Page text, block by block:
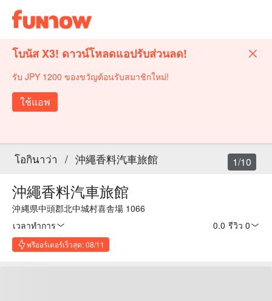
โบนัส X3! ดาวน์โหลดแอปรับส่วนลด!
รับ JPY 1200 ของขวัญต้อนรับสมาชิกใหม่!
ใช้แอพ
โอกินาว่า / 沖繩香料汽車旅館
沖繩香料汽車旅館
沖縄県中頭郡北中城村喜舎場 1066
เวลาทำการ
0.0 รีวิว 0
พรีออร์เดอร์เร็วสุด: 08/11
1/10